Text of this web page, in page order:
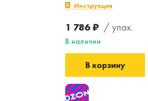
Инструкция
1 786 ₽ / упак.
В наличии
В корзину